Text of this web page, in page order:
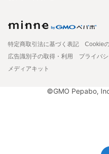
特定商取引法に基づく表記
Cookie
広告識別子の取得・利用
プライバ
メディアキット
©GMO Pepabo,